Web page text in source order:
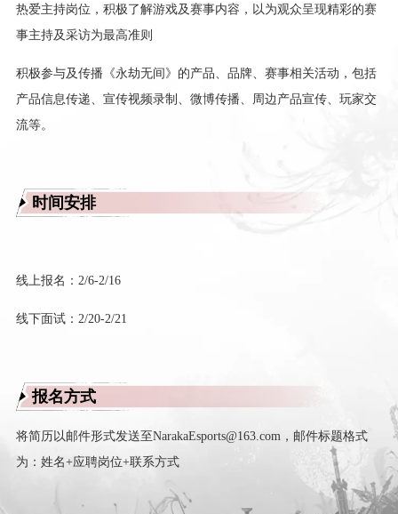
热爱主持岗位，积极了解游戏及赛事内容，以为观众呈现精彩的赛
事主持及采访为最高准则
积极参与及传播《永劫无间》的产品、品牌、赛事相关活动，包括
产品信息传递、宣传视频录制、微博传播、周边产品宣传、玩家交
流等。
时间安排
线上报名：2/6-2/16
线下面试：2/20-2/21
报名方式
将简历以邮件形式发送至NarakaEsports@163.com，邮件标题格式
为：姓名+应聘岗位+联系方式